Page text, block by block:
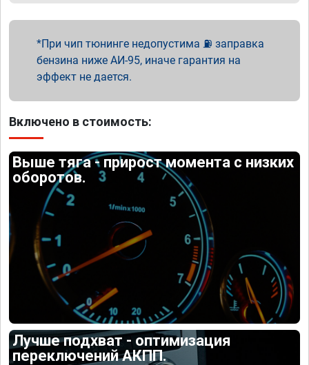
При чип тюнинге недопустима ⛽ заправка
бензина ниже АИ-95, иначе гарантия на
эффект не дается.
Включено в стоимость:
Выше тяга - прирост момента с низких
оборотов.
Лучше подхват - оптимизация
переключений АКПП.